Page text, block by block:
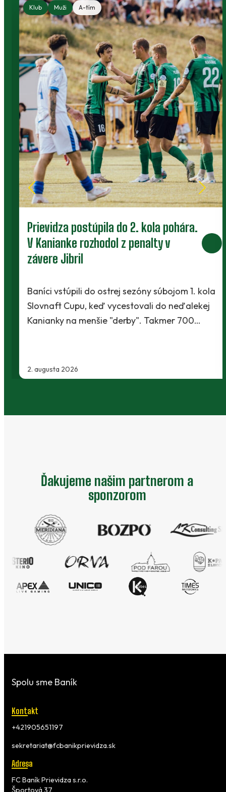
Klub Muži A-tím
Prievidza postúpila do 2. kola pohára.
V Kanianke rozhodol z penalty v
závere Jibril
2. augusta 2026
Baníci vstúpili do ostrej sezóny súbojom 1. kola
Slovnaft Cupu, keď vycestovali do neďalekej
Kanianky na menšie "derby". Takmer 700…
Ďakujeme našim partnerom a
sponzorom
Spolu sme Baník
Kontakt
+421905651197
sekretariat@fcbanikprievidza.sk
Adresa
FC Baník Prievidza s.r.o.
Športová 37